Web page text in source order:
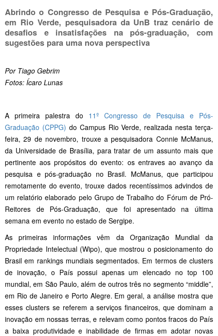
Abrindo o Congresso de Pesquisa e Pós-Graduação,
em Rio Verde, pesquisadora da UnB traz cenário de
desafios e insatisfações na pós-graduação, com
sugestões para uma nova perspectiva
Por Tiago Gebrim
Fotos: Ícaro Lunas
A primeira palestra do 11º Congresso de Pesquisa e Pós-
Graduação (CPPG) do Campus Rio Verde, realizada nesta terça-
feira, 29 de novembro, trouxe a pesquisadora Connie McManus,
da Universidade de Brasília, para tratar de um assunto mais que
pertinente aos propósitos do evento: os entraves ao avanço da
pesquisa e pós-graduação no Brasil. McManus, que participou
remotamente do evento, trouxe dados recentíssimos advindos de
um relatório elaborado pelo Grupo de Trabalho do Fórum de Pró-
Reitores de Pós-Graduação, que foi apresentado na última
semana em evento no estado de Sergipe.
As primeiras informações vêm da Organização Mundial da
Propriedade Intelectual (Wipo), que mostrou o posicionamento do
Brasil em rankings mundiais segmentados. Em termos de clusters
de inovação, o País possui apenas um elencado no top 100
mundial, em São Paulo, além de outros três no segmento “middle”,
em Rio de Janeiro e Porto Alegre. Em geral, a análise mostra que
esses clusters se referem a serviços financeiros, que dominam a
inovação em nossas terras, e relevam como pontos fracos do País
a baixa produtividade e inabilidade de firmas em adotar novas